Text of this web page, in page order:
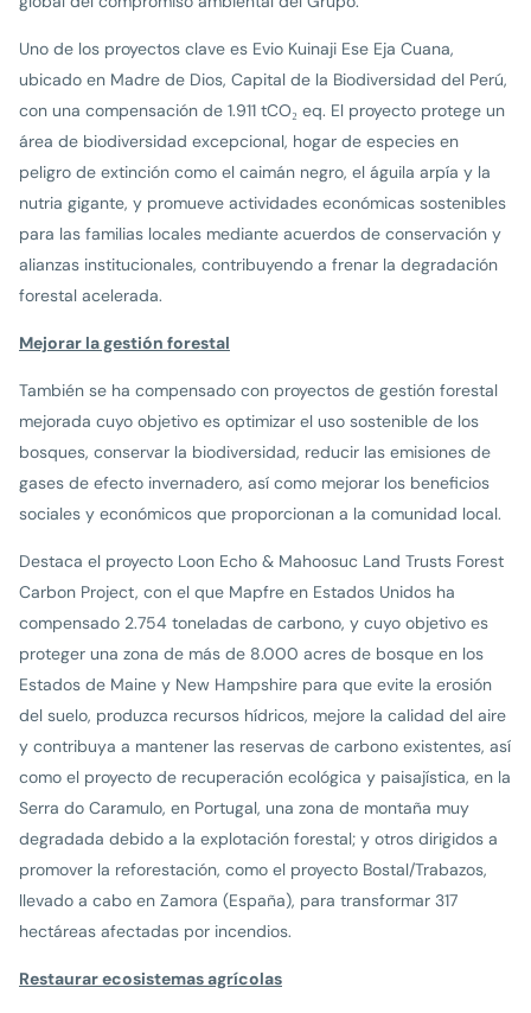
Uno de los proyectos clave es Evio Kuinaji Ese Eja Cuana,
ubicado en Madre de Dios, Capital de la Biodiversidad del Perú,
con una compensación de 1.911 tCO₂ eq. El proyecto protege un
área de biodiversidad excepcional, hogar de especies en
peligro de extinción como el caimán negro, el águila arpía y la
nutria gigante, y promueve actividades económicas sostenibles
para las familias locales mediante acuerdos de conservación y
alianzas institucionales, contribuyendo a frenar la degradación
forestal acelerada.
Mejorar la gestión forestal
También se ha compensado con proyectos de gestión forestal
mejorada cuyo objetivo es optimizar el uso sostenible de los
bosques, conservar la biodiversidad, reducir las emisiones de
gases de efecto invernadero, así como mejorar los beneficios
sociales y económicos que proporcionan a la comunidad local.
Destaca el proyecto Loon Echo & Mahoosuc Land Trusts Forest
Carbon Project, con el que Mapfre en Estados Unidos ha
compensado 2.754 toneladas de carbono, y cuyo objetivo es
proteger una zona de más de 8.000 acres de bosque en los
Estados de Maine y New Hampshire para que evite la erosión
del suelo, produzca recursos hídricos, mejore la calidad del aire
y contribuya a mantener las reservas de carbono existentes, así
como el proyecto de recuperación ecológica y paisajística, en la
Serra do Caramulo, en Portugal, una zona de montaña muy
degradada debido a la explotación forestal; y otros dirigidos a
promover la reforestación, como el proyecto Bostal/Trabazos,
llevado a cabo en Zamora (España), para transformar 317
hectáreas afectadas por incendios.
Restaurar ecosistemas agrícolas